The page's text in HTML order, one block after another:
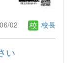
02 校長
い